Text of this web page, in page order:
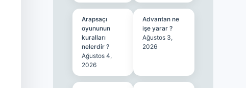
Arapsaçı
oyununun
kuralları
nelerdir ?
Ağustos 4,
2026
Advantan ne
işe yarar ?
Ağustos 3,
2026